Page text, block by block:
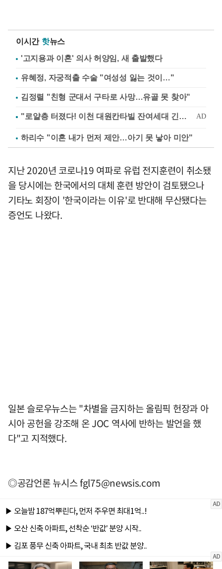
이시간 핫뉴스
'고지용과 이혼' 의사 허양임, 새 출발했다
유혜정, 자궁적출 수술 "여성성 잃는 것이…"
김정렬 "친형 군대서 구타로 사망…유골 못 찾아"
하리수 "이혼 내가 먼저 제안…아기 못 낳아 미안"
지난 2020년 코로나19 여파로 유럽 전지훈련이 취소됐
을 당시에는 한국에서의 대체 훈련 방안이 검토됐으나
기타노 회장이 '한국이라는 이유'로 반대해 무산됐다는
증언도 나왔다.
일본 슬로우뉴스는 "차별을 금지하는 올림픽 헌장과 아
시아 공헌을 강조해 온 JOC 역사에 반하는 발언을 했
다"고 지적했다.
◎공감언론 뉴시스fgl75@newsis.com